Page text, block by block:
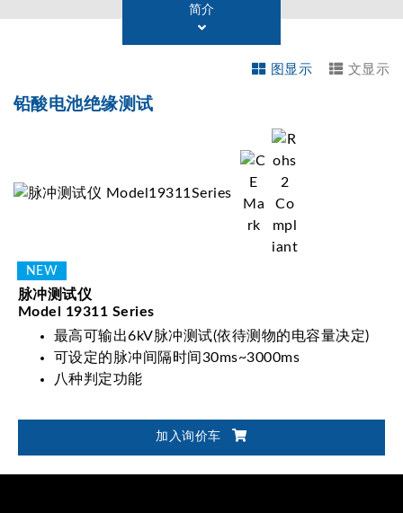
不良的电池芯，来提升铅酸电池芯的品质与降低铅酸电池
简介
图显示 文显示
铅酸电池绝缘测试
脉冲测试仪
Model 19311 Series
最高可输出6kV脉冲测试(依待测物的电容量决定)
可设定的脉冲间隔时间30ms~3000ms
八种判定功能
加入询价车